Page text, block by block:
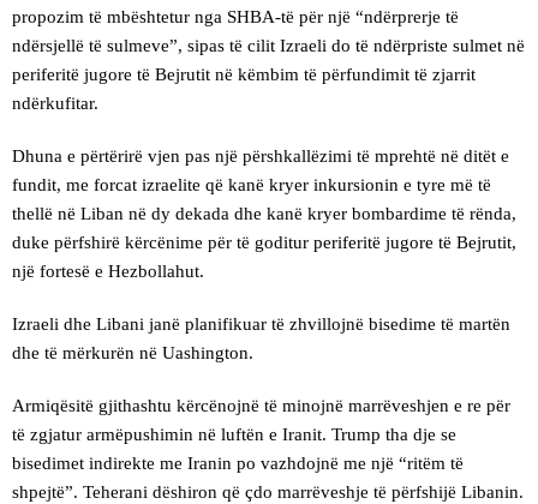
propozim të mbështetur nga SHBA-të për një “ndërprerje të
ndërsjellë të sulmeve”, sipas të cilit Izraeli do të ndërpriste sulmet në
periferitë jugore të Bejrutit në këmbim të përfundimit të zjarrit
ndërkufitar.
Dhuna e përtërirë vjen pas një përshkallëzimi të mprehtë në ditët e
fundit, me forcat izraelite që kanë kryer inkursionin e tyre më të
thellë në Liban në dy dekada dhe kanë kryer bombardime të rënda,
duke përfshirë kërcënime për të goditur periferitë jugore të Bejrutit,
një fortesë e Hezbollahut.
Izraeli dhe Libani janë planifikuar të zhvillojnë bisedime të martën
dhe të mërkurën në Uashington.
Armiqësitë gjithashtu kërcënojnë të minojnë marrëveshjen e re për
të zgjatur armëpushimin në luftën e Iranit. Trump tha dje se
bisedimet indirekte me Iranin po vazhdojnë me një “ritëm të
shpejtë”. Teherani dëshiron që çdo marrëveshje të përfshijë Libanin.